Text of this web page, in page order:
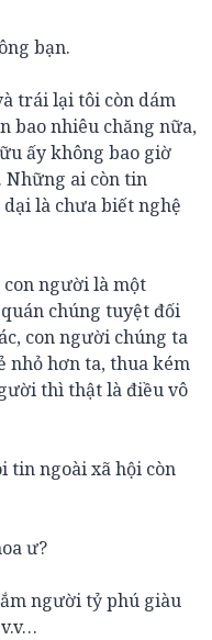
bạn.
trái lại tôi còn dám
bao nhiêu chăng nữa,
ấy không bao giờ
Những ai còn tin
là chưa biết nghệ
người là một
chúng tuyệt đối
con người chúng ta
nhỏ hơn ta, thua kém
thì thật là điều vô
tin ngoài xã hội còn
ư?
người tỷ phú giàu